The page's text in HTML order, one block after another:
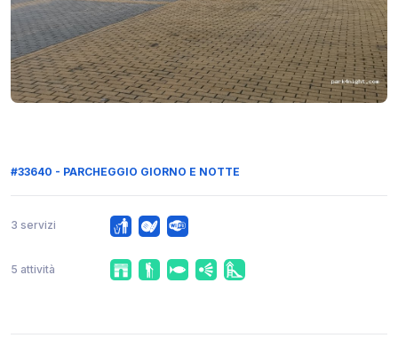
#33640 - PARCHEGGIO GIORNO E NOTTE
3 servizi
5 attività